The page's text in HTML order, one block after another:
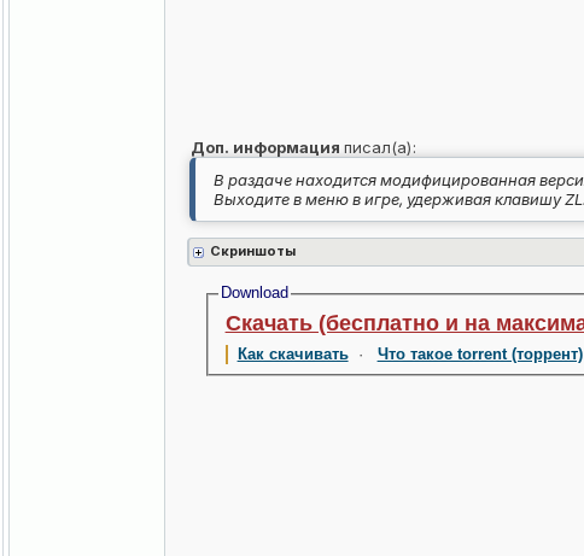
Доп. информация писал(а):
В раздаче находится модифицированная
Выходите в меню в игре, удерживая клавишу ZL.
Скриншоты
Download
Скачать (бесплатно и на
Как скачивать· Что такое torrent (торрент)